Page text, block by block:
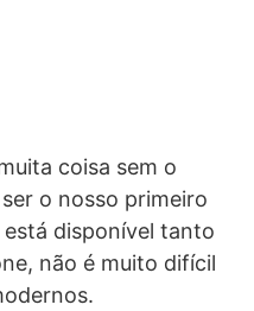
coisa sem o
o nosso primeiro
disponível tanto
não é muito difícil